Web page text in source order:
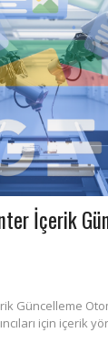
İçerik
Güncelleme
için içerik